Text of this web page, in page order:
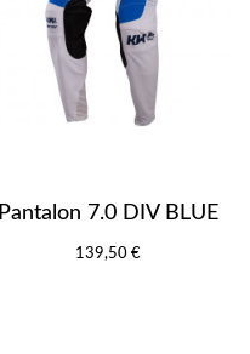
Pantalon 7.0 DIV BLUE
139,50 €